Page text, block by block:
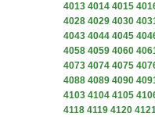
4013 4014 4015
4028 4029 4030
4043 4044 4045
4058 4059 4060
4073 4074 4075
4088 4089 4090
4103 4104 4105
4118 4119 4120